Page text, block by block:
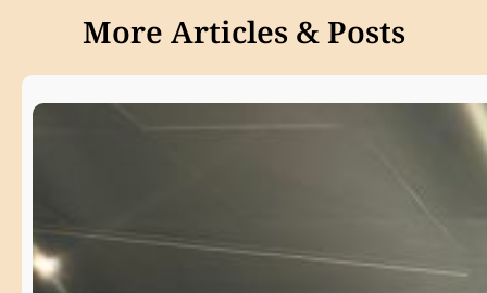
More Articles & Posts